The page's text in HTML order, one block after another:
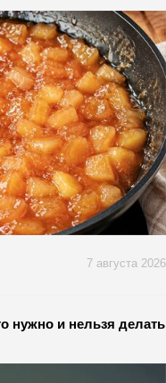
7 августа 2026
нужно и нельзя делать